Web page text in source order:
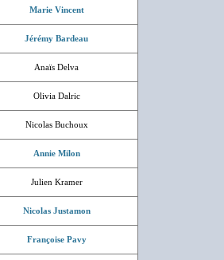
Marie Vincent
Jérémy Bardeau
Anaïs Delva
Olivia Dalric
Nicolas Buchoux
Annie Milon
Julien Kramer
Nicolas Justamon
Françoise Pavy